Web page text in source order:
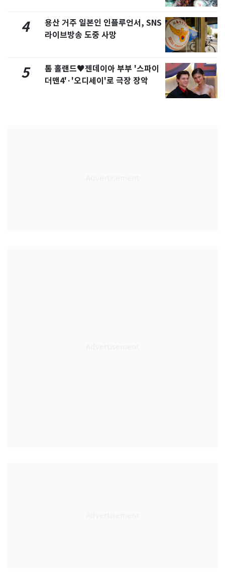
4
용산 거주 일본인 인플루언서, SNS
라이브방송 도중 사망
5
톰 홀랜드♥젠데이아 부부 '스파이
더맨4'·'오디세이'로 극장 장악